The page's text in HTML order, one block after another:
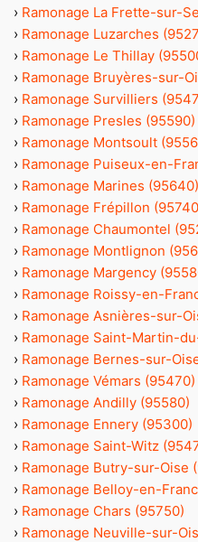
› Ramonage La Frette-sur-
› Ramonage Luzarches
› Ramonage Le Thillay
› Ramonage Bruyères-sur-
› Ramonage Survilliers
› Ramonage Presles (95590)
› Ramonage Montsoult
› Ramonage Puiseux-en-
› Ramonage Marines (95640)
› Ramonage Frépillon
› Ramonage Chaumontel
› Ramonage Montlignon
› Ramonage Margency
› Ramonage Roissy-en-
› Ramonage Asnières-sur-
› Ramonage Saint-Martin-
› Ramonage Bernes-sur-
› Ramonage Vémars (95470)
› Ramonage Andilly (95580)
› Ramonage Ennery (95300)
› Ramonage Saint-Witz
› Ramonage Butry-sur-Oise
› Ramonage Belloy-en-
› Ramonage Chars (95750)
› Ramonage Neuville-sur-